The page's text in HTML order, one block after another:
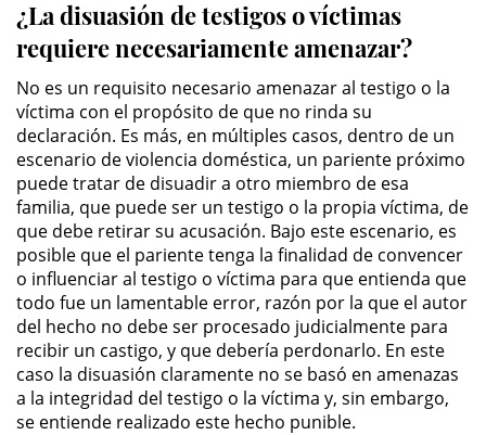
Libertad Condicional para
Menores
Petición Aceptada
Proyecto de Ley del Senado 439
Sello de Registros de Menores
Tutela de los Tribunales
Tribunal de Delincuencia Juvenil
Delitos Sexuales
Actos Lascivos con un Menor
¿La disuasión de testigos o víctimas
requiere necesariamente amenazar?
No es un requisito necesario amenazar al testigo o la
víctima con el propósito de que no rinda su
declaración. Es más, en múltiples casos, dentro de un
escenario de violencia doméstica, un pariente próximo
puede tratar de disuadir a otro miembro de esa
familia, que puede ser un testigo o la propia víctima, de
que debe retirar su acusación. Bajo este escenario, es
posible que el pariente tenga la finalidad de convencer
o influenciar al testigo o víctima para que entienda que
todo fue un lamentable error, razón por la que el autor
del hecho no debe ser procesado judicialmente para
recibir un castigo, y que debería perdonarlo. En este
caso la disuasión claramente no se basó en amenazas
a la integridad del testigo o la víctima y, sin embargo,
se entiende realizado este hecho punible.